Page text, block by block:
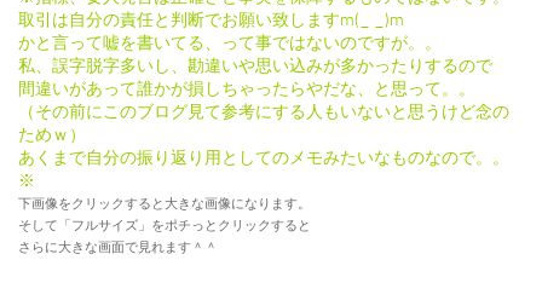
取引は自分の責任と判断でお願い致しますm(_ _)m
かと言って嘘を書いてる、って事ではないのですが。。
私、誤字脱字多いし、勘違いや思い込みが多かったりするので
間違いがあって誰かが損しちゃったらやだな、と思って。。
（その前にこのブログ見て参考にする人もいないと思うけど念の
ためｗ）
あくまで自分の振り返り用としてのメモみたいなものなので。。
※
下画像をクリックすると大きな画像になります。
そして「フルサイズ」をポチっとクリックすると
さらに大きな画面で見れます＾＾